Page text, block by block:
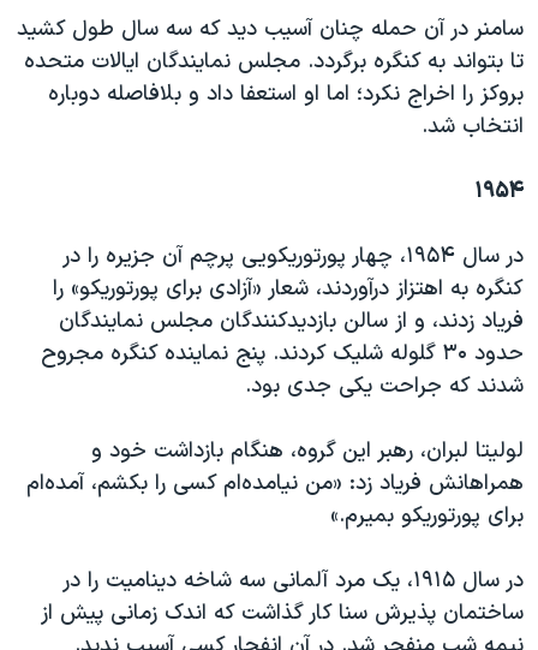
سامنر در آن حمله چنان آسیب دید که سه سال طول کشید
تا بتواند به کنگره برگردد. مجلس نمایندگان ایالات متحده
بروکز را اخراج نکرد؛ اما او استعفا داد و بلافاصله دوباره
انتخاب شد.
۱۹۵۴
در سال ۱۹۵۴، چهار پورتوریکویی پرچم آن جزیره را در
کنگره به اهتزاز درآوردند، شعار «آزادی برای پورتوریکو» را
فریاد زدند، و از سالن بازدیدکنندگان مجلس نمایندگان
حدود ۳۰ گلوله شلیک کردند. پنج نماینده کنگره مجروح
شدند که جراحت یکی جدی بود.
لولیتا لبران، رهبر این گروه، هنگام بازداشت خود و
همراهانش فریاد زد: «من نیامده‌ام کسی را بکشم، آمده‌‌ام
برای پورتوریکو بمیرم.»
در سال ۱۹۱۵، یک مرد آلمانی سه شاخه دینامیت را در
ساختمان پذیرش سنا کار گذاشت که اندک زمانی پیش از